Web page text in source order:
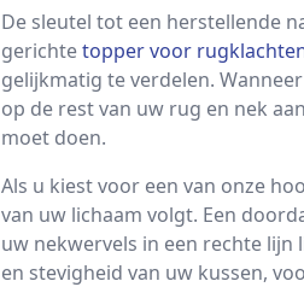
De sleutel tot een herstellende
gerichtetopper voor
gelijkmatig te verdelen.
op de rest van uw rug en nek
moet doen.
Als u kiest voor een van onze
van uw lichaam volgt. Een
uw nekwervels in een rechte
en stevigheid van uw kussen,